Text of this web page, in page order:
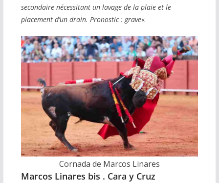
secondaire nécessitant un lavage de la plaie et le
placement d’un drain. Pronostic : grave«
Cornada de Marcos Linares
Marcos Linares bis . Cara y Cruz